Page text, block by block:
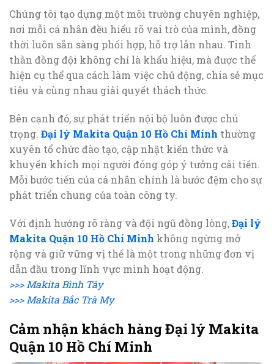
Chúng tôi tạo dựng một môi trường chuyên nghiệp,
nơi mỗi cá nhân đều hiểu rõ vai trò của mình, đồng
thời luôn sẵn sàng phối hợp, hỗ trợ lẫn nhau. Tinh
thần đồng đội không chỉ là khẩu hiệu, mà được thể
hiện cụ thể qua cách làm việc chủ động, chia sẻ mục
tiêu và cùng nhau giải quyết thách thức.
Bên cạnh đó, sự phát triển nội bộ luôn được chú
trọng. Đại lý Makita Quận 10 Hồ Chí Minh thường
xuyên tổ chức đào tạo, cập nhật kiến thức và
khuyến khích mọi người đóng góp ý tưởng cải tiến.
Mỗi bước tiến của cá nhân chính là bước đệm cho sự
phát triển chung của toàn công ty.
Với định hướng rõ ràng và đội ngũ đồng lòng,Đại lý
Makita Quận 10 Hồ Chí Minh không ngừng mở
rộng và giữ vững vị thế là một trong những đơn vị
dẫn đầu trong lĩnh vực mình hoạt động.
>>> Makita Bình Tây
>>> Makita Bắc Trà My
Cảm nhận khách hàng Đại lý Makita
Quận 10 Hồ Chí Minh